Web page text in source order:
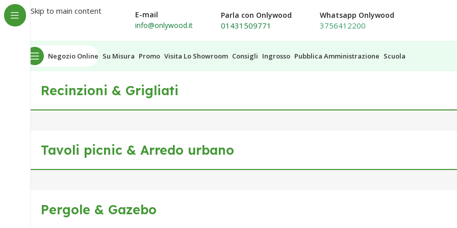
Skip to main content
E-mail
info@onlywood.it
Parla con Onlywood
01431509771
Whatsapp Onlywood
3756412200
Negozio Online Su Misura Promo Visita Lo Showroom Consigli Ingrosso Pubblica Amministrazione Scuola
Recinzioni & Grigliati
Tavoli picnic & Arredo urbano
Pergole & Gazebo